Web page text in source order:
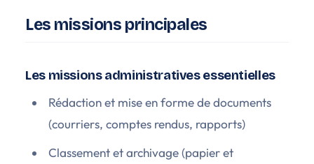
Les missions principales
Les missions administratives essentielles
Rédaction et mise en forme de documents
(courriers, comptes rendus, rapports)
Classement et archivage (papier et